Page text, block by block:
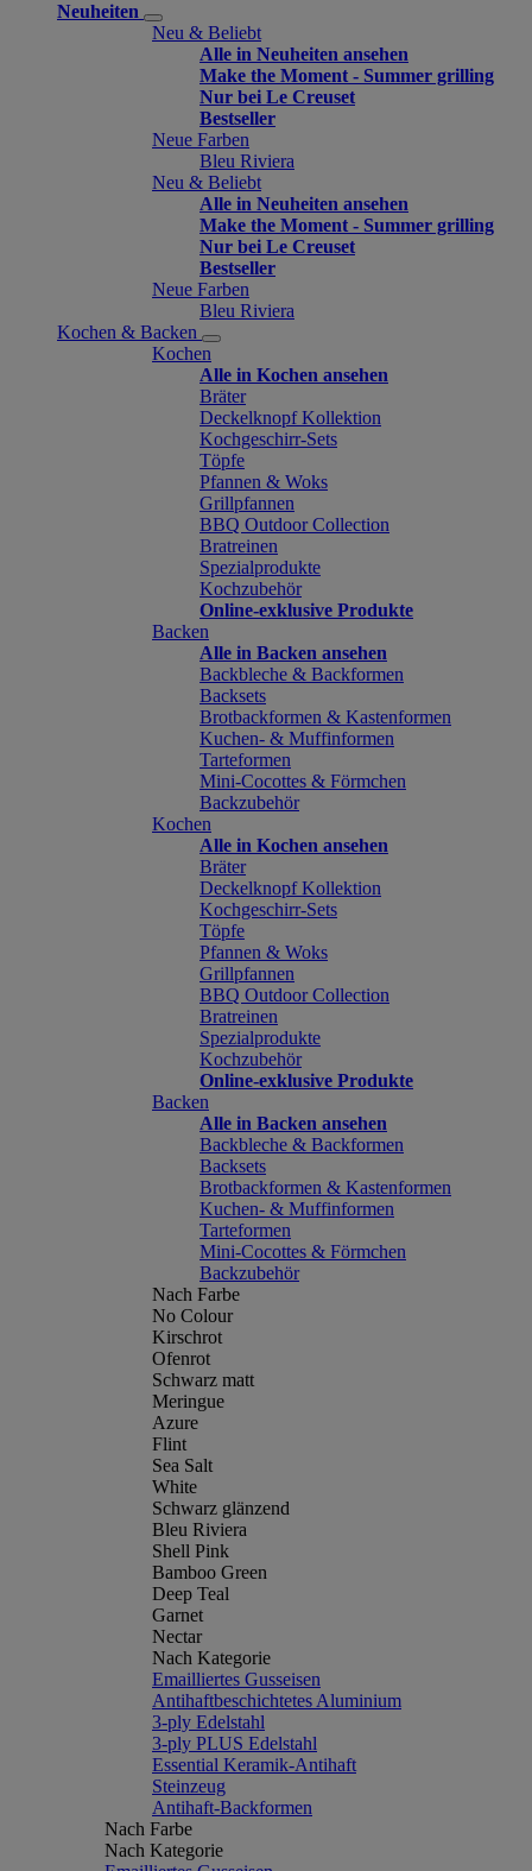
Neuheiten
Neu & Beliebt
Alle in Neuheiten ansehen
Make the Moment - Summer grilling
Nur bei Le Creuset
Bestseller
Neue Farben
Bleu Riviera
Neu & Beliebt
Alle in Neuheiten ansehen
Make the Moment - Summer grilling
Nur bei Le Creuset
Bestseller
Neue Farben
Bleu Riviera
Kochen & Backen
Kochen
Alle in Kochen ansehen
Bräter
Deckelknopf Kollektion
Kochgeschirr-Sets
Töpfe
Pfannen & Woks
Grillpfannen
BBQ Outdoor Collection
Bratreinen
Spezialprodukte
Kochzubehör
Online-exklusive Produkte
Backen
Alle in Backen ansehen
Backbleche & Backformen
Backsets
Brotbackformen & Kastenformen
Kuchen- & Muffinformen
Tarteformen
Mini-Cocottes & Förmchen
Backzubehör
Kochen
Alle in Kochen ansehen
Bräter
Deckelknopf Kollektion
Kochgeschirr-Sets
Töpfe
Pfannen & Woks
Grillpfannen
BBQ Outdoor Collection
Bratreinen
Spezialprodukte
Kochzubehör
Online-exklusive Produkte
Backen
Alle in Backen ansehen
Backbleche & Backformen
Backsets
Brotbackformen & Kastenformen
Kuchen- & Muffinformen
Tarteformen
Mini-Cocottes & Förmchen
Backzubehör
Nach Farbe
No Colour
Kirschrot
Ofenrot
Schwarz matt
Meringue
Azure
Flint
Sea Salt
White
Schwarz glänzend
Bleu Riviera
Shell Pink
Bamboo Green
Deep Teal
Garnet
Nectar
Nach Kategorie
Emailliertes Gusseisen
Antihaftbeschichtetes Aluminium
3-ply Edelstahl
3-ply PLUS Edelstahl
Essential Keramik-Antihaft
Steinzeug
Antihaft-Backformen
Nach Farbe
Nach Kategorie